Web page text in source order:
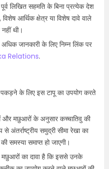
लिखित सहमति के बिना प्रत्येक देश
आर्थिक क्षेत्र या विशेष दावे वाले
थी।
जानकारी के लिए निम्न लिंक पर
Relations.
के लिए इस टापू का उपयोग करते
और मछुआरों के अनुसार कच्चातिवु की
अंतर्राष्ट्रीय समुद्री सीमा रेखा का
समस्या समाप्त हो जाएगी।
का दावा है कि इससे उनके